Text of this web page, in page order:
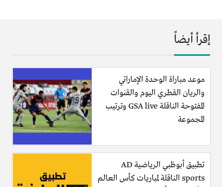
إقرأ أيضاً
موعد مباراة الوحدة الإماراتي
والريان القطري اليوم والقنوات
المفتوحة الناقلة GSA live وترتيب
المجموعة
تطبيق أبوظبي الرياضية AD
sports الناقلة لمباريات كأس العالم